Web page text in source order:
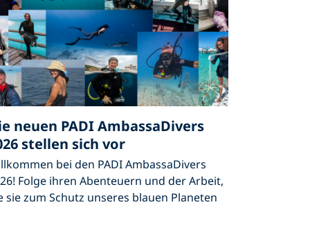
neuen PADI AmbassaDivers
stellen sich vor
bei den PADI AmbassaDivers
Folge ihren Abenteuern und der Arbeit,
sie zum Schutz unseres blauen Planeten